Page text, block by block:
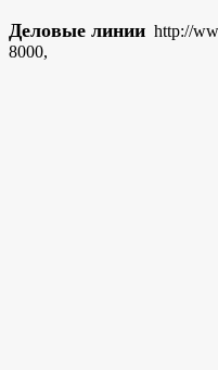
Деловые линии http://
8000,